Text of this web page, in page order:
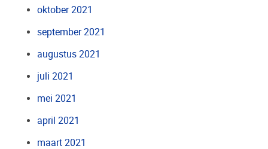
oktober 2021
september 2021
augustus 2021
juli 2021
mei 2021
april 2021
maart 2021